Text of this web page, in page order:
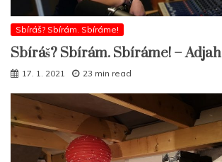
Sbíráš? Sbírám. Sbíráme!
Sbíráš? Sbírám. Sbíráme! – Adjah
17. 1. 2021 23 min read